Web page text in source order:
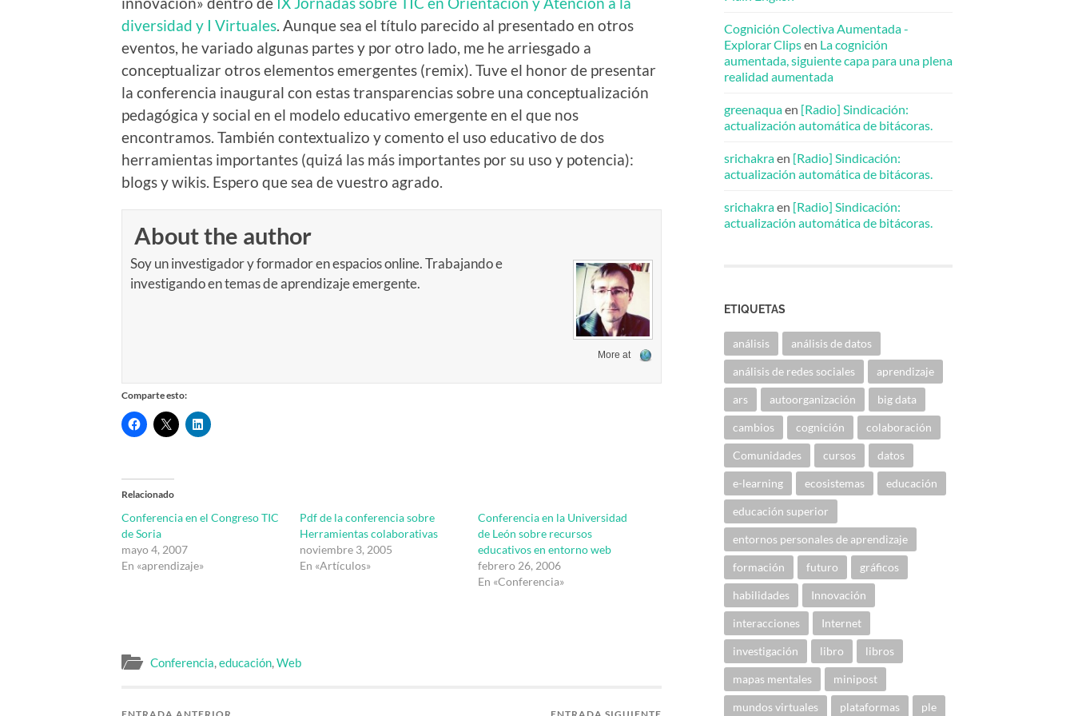
diversidad y I Virtuales . Aunque sea el título parecido al presentado en otros
eventos, he variado algunas partes y por otro lado, me he arriesgado a
conceptualizar otros elementos emergentes (remix). Tuve el honor de presentar
la conferencia inaugural con estas transparencias sobre una conceptualización
pedagógica y social en el modelo educativo emergente en el que nos
encontramos. También contextualizo y comento el uso educativo de dos
herramientas importantes (quizá las más importantes por su uso y potencia):
blogs y wikis. Espero que sea de vuestro agrado.
About the author
Soy un investigador y formador en espacios online. Trabajando e
investigando en temas de aprendizaje emergente.
More at
Comparte esto:
Relacionado
Conferencia en el Congreso TIC
de Soria
mayo 4, 2007
En «aprendizaje»
Pdf de la conferencia sobre
Herramientas colaborativas
noviembre 3, 2005
En «Artículos»
Conferencia en la Universidad
de León sobre recursos
educativos en entorno web
febrero 26, 2006
En «Conferencia»
Conferencia,educación,Web
Cognición Colectiva Aumentada -
Explorar Clipsen La cognición
aumentada, siguiente capa para una plena
realidad aumentada
greenaquaen [Radio] Sindicación:
actualización automática de bitácoras.
srichakraen [Radio] Sindicación:
actualización automática de bitácoras.
srichakraen [Radio] Sindicación:
actualización automática de bitácoras.
ETIQUETAS
análisis análisis de datos
análisis de redes sociales aprendizaje
ars autoorganización big data
cambios cognición colaboración
Comunidades cursos datos
e-learning ecosistemas educación
educación superior
entornos personales de aprendizaje
formación futuro gráficos
habilidades Innovación
interacciones Internet
investigación libro libros
mapas mentales minipost
mundos virtuales plataformas ple